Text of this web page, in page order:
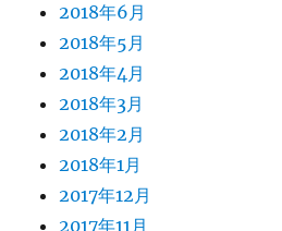
2018年6月
2018年5月
2018年4月
2018年3月
2018年2月
2018年1月
2017年12月
2017年11月